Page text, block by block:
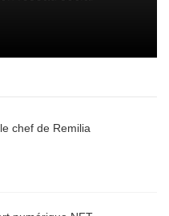
chef de Remilia